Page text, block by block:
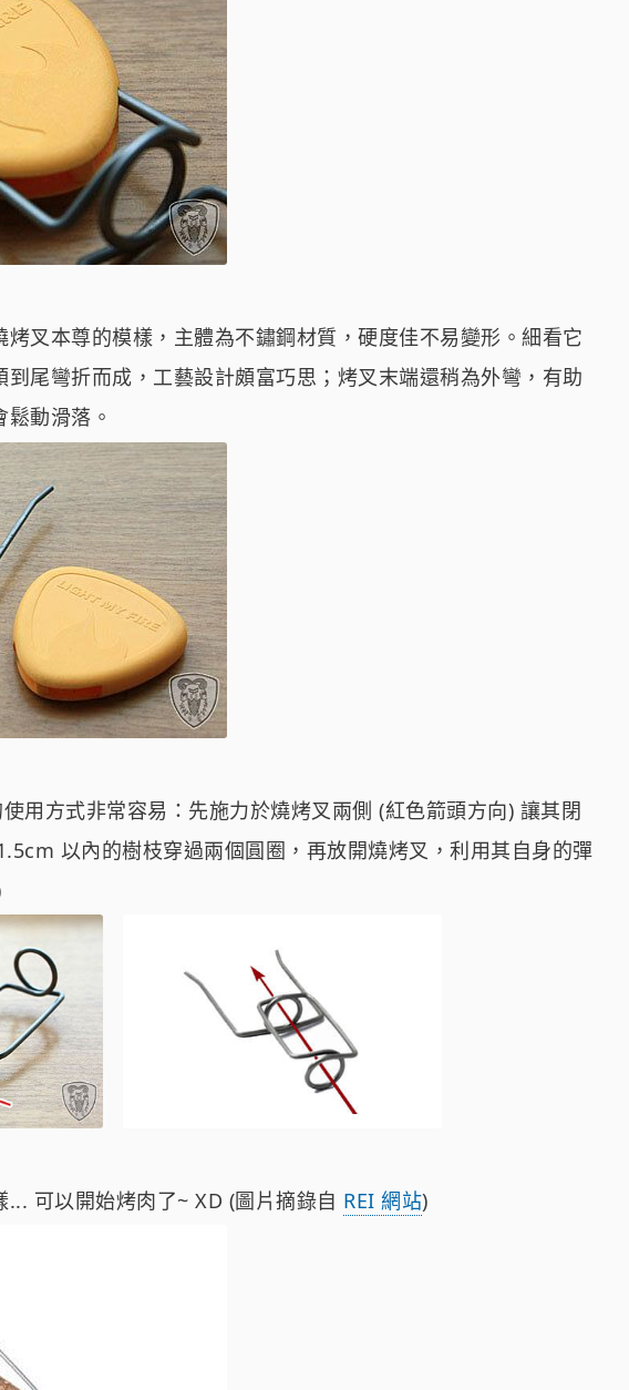
叉本尊的模樣，主體為不鏽鋼材質，硬度佳不易變形。細看它
尾彎折而成，工藝設計頗富巧思；烤叉末端還稍為外彎，有助
動滑落。
用方式非常容易：先施力於燒烤叉兩側 (紅色箭頭方向) 讓其閉
以內的樹枝穿過兩個圓圈，再放開燒烤叉，利用其自身的彈
可以開始烤肉了~ XD (圖片摘錄自 REI 網站)